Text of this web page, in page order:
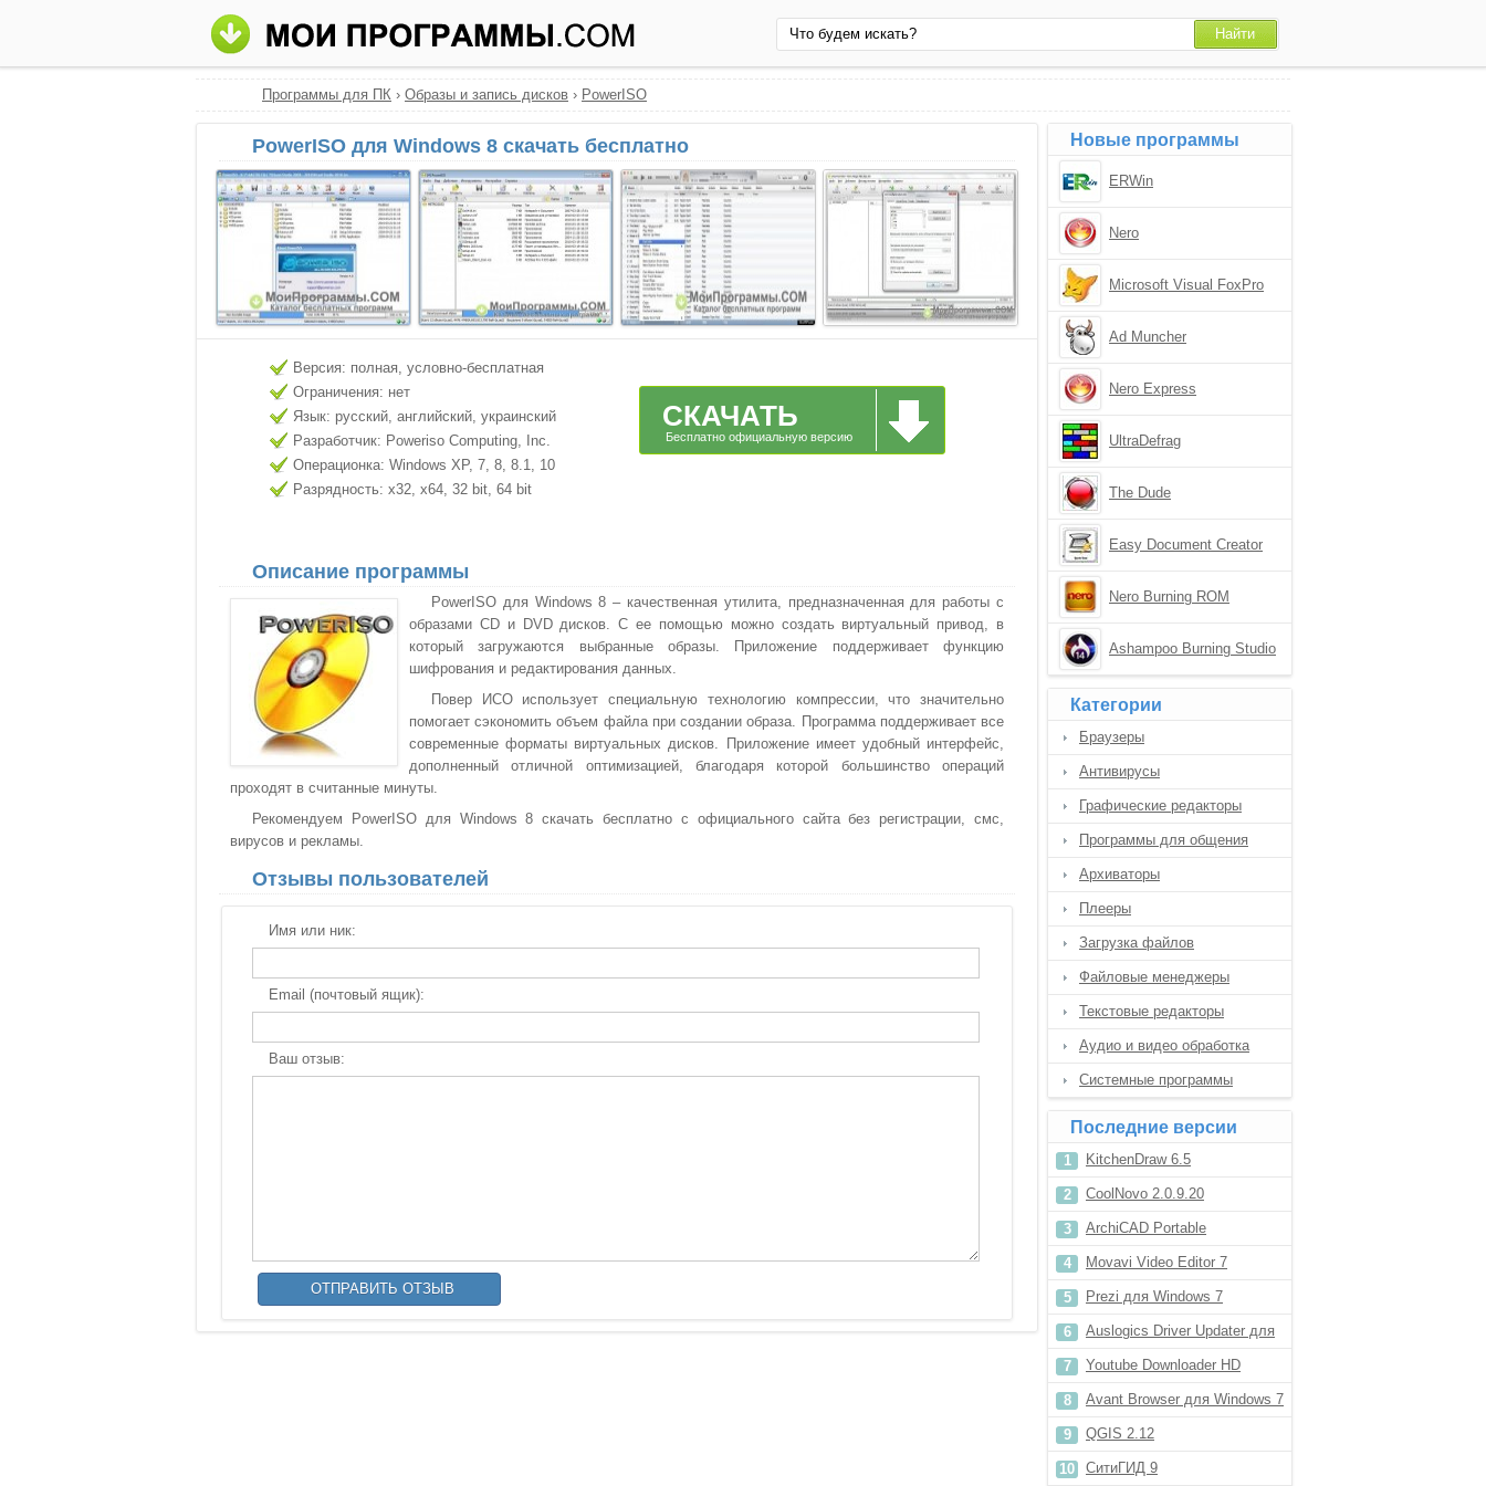
Программы для ПК › Образы и запись дисков › PowerISO
PowerISO для Windows 8 скачать бесплатно
Версия: полная, условно-бесплатная
Ограничения: нет
Язык: русский, английский, украинский
Разработчик: Poweriso Computing, Inc.
Операционка: Windows XP, 7, 8, 8.1, 10
Разрядность: x32, x64, 32 bit, 64 bit
СКАЧАТЬ
Бесплатно официальную версию
Описание программы
PowerISO для Windows 8 – качественная утилита, предназначенная для работы с
образами CD и DVD дисков. С ее помощью можно создать виртуальный привод, в
который загружаются выбранные образы. Приложение поддерживает функцию
шифрования и редактирования данных.
Повер ИСО использует специальную технологию компрессии, что значительно
помогает сэкономить объем файла при создании образа. Программа поддерживает все
современные форматы виртуальных дисков. Приложение имеет удобный интерфейс,
дополненный отличной оптимизацией, благодаря которой большинство операций
проходят в считанные минуты.
Рекомендуем PowerISO для Windows 8 скачать бесплатно с официального сайта без регистрации, смс,
вирусов и рекламы.
Отзывы пользователей
Имя или ник:
Email (почтовый ящик):
Ваш отзыв:
Новые программы
ERWin
Nero
Microsoft Visual FoxPro
Ad Muncher
Nero Express
UltraDefrag
The Dude
Easy Document Creator
Nero Burning ROM
Ashampoo Burning Studio
Категории
Браузеры
Антивирусы
Графические редакторы
Программы для общения
Архиваторы
Плееры
Загрузка файлов
Файловые менеджеры
Текстовые редакторы
Аудио и видео обработка
Системные программы
Последние версии
KitchenDraw 6.5
CoolNovo 2.0.9.20
ArchiCAD Portable
Movavi Video Editor 7
Prezi для Windows 7
Auslogics Driver Updater для
Windows XP
Youtube Downloader HD
Portable
Avant Browser для Windows 7
QGIS 2.12
СитиГИД 9